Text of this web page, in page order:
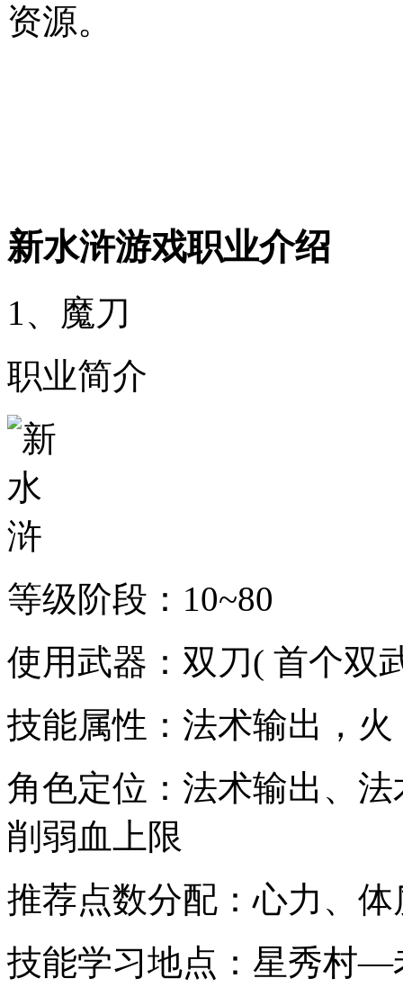
资源。
新水浒游戏职业介绍
1、魔刀
职业简介
等级阶段：10~80
使用武器：双刀( 首个双
技能属性：法术输出，火
角色定位：法术输出、
削弱血上限
推荐点数分配：心力、
技能学习地点：星秀村—